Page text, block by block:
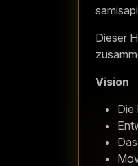
Dieser
Vision
Die